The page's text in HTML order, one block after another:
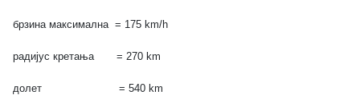
брзина максимална = 175 km/h
радијус кретања = 270 km
долет = 540 km